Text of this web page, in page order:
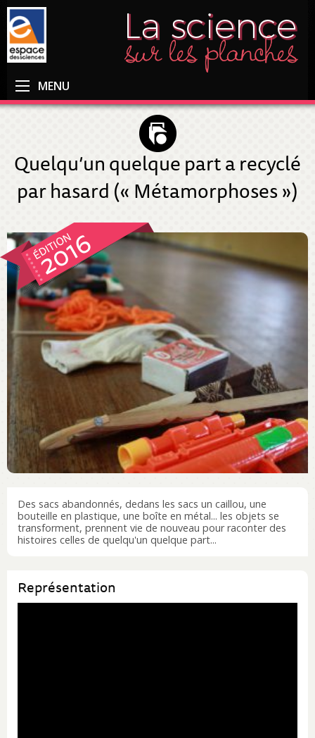
MENU
Quelqu’un quelque part a recyclé
par hasard (« Métamorphoses »)
2016
Des sacs abandonnés, dedans les sacs un caillou, une
bouteille en plastique, une boîte en métal... les objets se
transforment, prennent vie de nouveau pour raconter des
histoires celles de quelqu'un quelque part...
Représentation